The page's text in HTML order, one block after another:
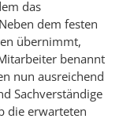
das
dem festen
übernimmt,
benannt
nun ausreichend
Sachverständige
die erwarteten